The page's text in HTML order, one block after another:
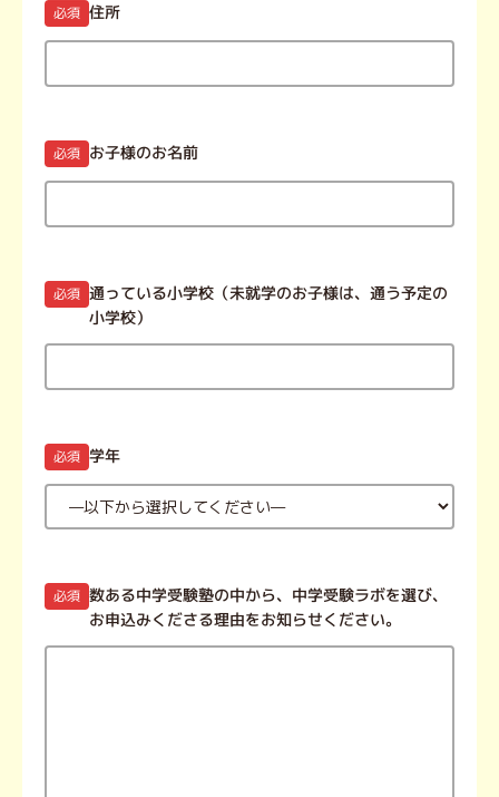
必須 住所
必須 お子様のお名前
必須 通っている小学校（未就学のお子様は、通う予定の
小学校）
必須 学年
必須 数ある中学受験塾の中から、中学受験ラボを選び、
お申込みくださる理由をお知らせください。